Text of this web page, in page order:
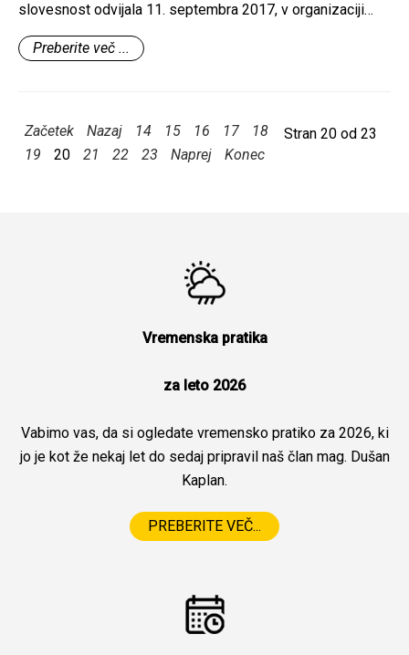
slovesnost odvijala 11. septembra 2017, v organizaciji
sekcije A.N.A. iz Gradišča ob Soči.
Preberite več ...
Stran 20 od 23
Začetek Nazaj 14 15 16 17
18
19
20 21 22 23 Naprej Konec
Vremenska pratika
za leto 2026
Vabimo vas, da si ogledate vremensko pratiko za 2026, ki
jo je kot že nekaj let do sedaj pripravil naš član mag. Dušan
Kaplan.
PREBERITE VEČ...